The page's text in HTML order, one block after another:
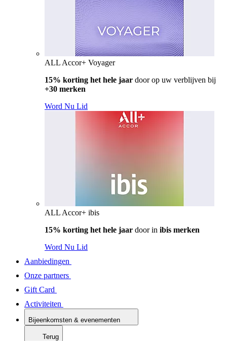
ALL Accor+ Voyager
15% korting het hele jaar door op uw verblijven bij
+30 merken
Word Nu Lid
ALL Accor+ ibis
15% korting het hele jaar door in ibis merken
Word Nu Lid
Aanbiedingen
Onze partners
Gift Card
Activiteiten
Bijeenkomsten & evenementen
Terug